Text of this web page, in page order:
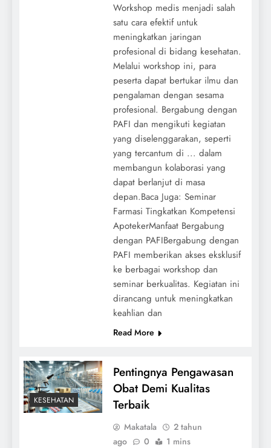
Workshop medis menjadi salah
satu cara efektif untuk
meningkatkan jaringan
profesional di bidang kesehatan.
Melalui workshop ini, para
peserta dapat bertukar ilmu dan
pengalaman dengan sesama
profesional. Bergabung dengan
PAFI dan mengikuti kegiatan
yang diselenggarakan, seperti
yang tercantum di ... dalam
membangun kolaborasi yang
dapat berlanjut di masa
depan.Baca Juga: Seminar
Farmasi Tingkatkan Kompetensi
ApotekerManfaat Bergabung
dengan PAFIBergabung dengan
PAFI memberikan akses eksklusif
ke berbagai workshop dan
seminar berkualitas. Kegiatan ini
dirancang untuk meningkatkan
keahlian dan
Read More
KESEHATAN
Pentingnya Pengawasan
Obat Demi Kualitas
Terbaik
Makatala
2 tahun
ago
0 1 mins